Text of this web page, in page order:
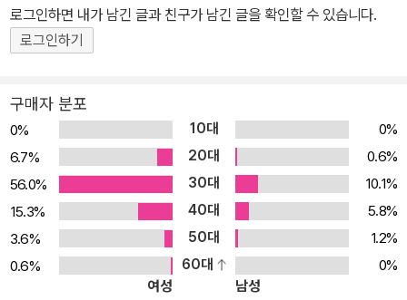
제시해 주는 엄마고치도치의 모습에서 현명함이 느껴진다. 진정 교육
이란 무엇인지, 어떤 마음가짐으로 아이를 길러야 하는지 생각해 보
밀지만, 결코 또르를 보호하려고 성급히 뛰어 나가지는 않는다. 조용
히 지켜보면서 기다리던 엄마고슴도치는 또르가 첫인사를 무사히 마
치고 친구를 사귀는 것을 보고 슬며시 웃음을 짓는다. 그리고는 재빨
리 집에 돌아와 아무 일도 없었다는 듯 또르를 맞이한다. 저자 토리고
에 마리는 깜찍하고 귀여운 꼬마 고슴도치 또르의 행동만큼이나 깜찍
하고 시선을 붙잡는 밝고 화사한 그림으로, 이 책에 발랄함을 한층 더
해 주었다. 또한 사물의 특징만을 잘 잡아내어 그린 그림은 복잡한 느
낌을 없애 깔끔한 느낌을 주고, 등장하는 동물들의 표정에 집중하도
로그인하면 내가 남긴 글과 친구가 남긴 글을 확인할 수 있습니다.
로그인하기
구매자 분포
0% 10대
0%
6.7%
20대
0.6%
56.0%
30대
10.1%
15.3%
40대
5.8%
3.6%
50대
1.2%
0.6%
60대
0%
여성
남성